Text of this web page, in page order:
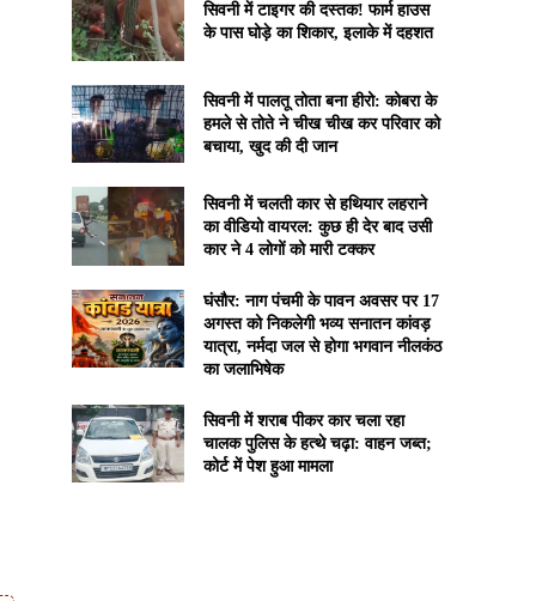
सिवनी में टाइगर की दस्तक! फार्म हाउस
के पास घोड़े का शिकार, इलाके में दहशत
सिवनी में पालतू तोता बना हीरो: कोबरा के
हमले से तोते ने चीख चीख कर परिवार को
बचाया, खुद की दी जान
सिवनी में चलती कार से हथियार लहराने
का वीडियो वायरल: कुछ ही देर बाद उसी
कार ने 4 लोगों को मारी टक्कर
घंसौर: नाग पंचमी के पावन अवसर पर 17
अगस्त को निकलेगी भव्य सनातन कांवड़
यात्रा, नर्मदा जल से होगा भगवान नीलकंठ
का जलाभिषेक
सिवनी में शराब पीकर कार चला रहा
चालक पुलिस के हत्थे चढ़ा: वाहन जब्त;
कोर्ट में पेश हुआ मामला